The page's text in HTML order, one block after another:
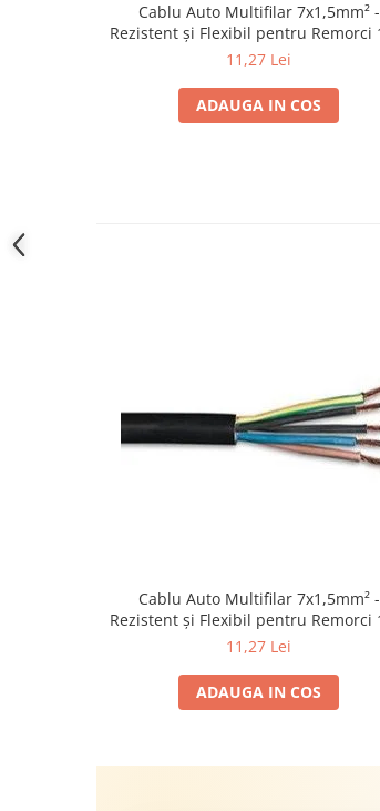
Cablu Auto Multifilar 7x1,5mm² -
Rezistent și Flexibil pentru Remorci 12V-
24V
11,27 Lei
ADAUGA IN COS
Cablu Auto Multifilar 7x1,5mm² -
Rezistent și Flexibil pentru Remorci 12V-
24V
11,27 Lei
ADAUGA IN COS